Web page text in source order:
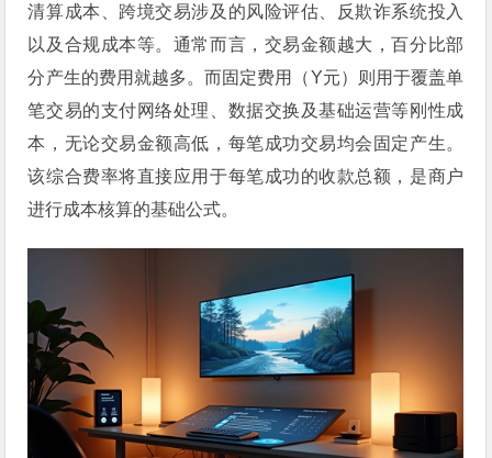
清算成本、跨境交易涉及的风险评估、反欺诈系统投入
以及合规成本等。通常而言，交易金额越大，百分比部
分产生的费用就越多。而固定费用（Y元）则用于覆盖单
笔交易的支付网络处理、数据交换及基础运营等刚性成
本，无论交易金额高低，每笔成功交易均会固定产生。
该综合费率将直接应用于每笔成功的收款总额，是商户
进行成本核算的基础公式。